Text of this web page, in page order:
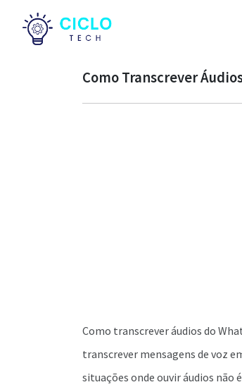
Como Transcrever
Como transcrever áudios do
transcrever mensagens de voz
situações onde ouvir áudios não